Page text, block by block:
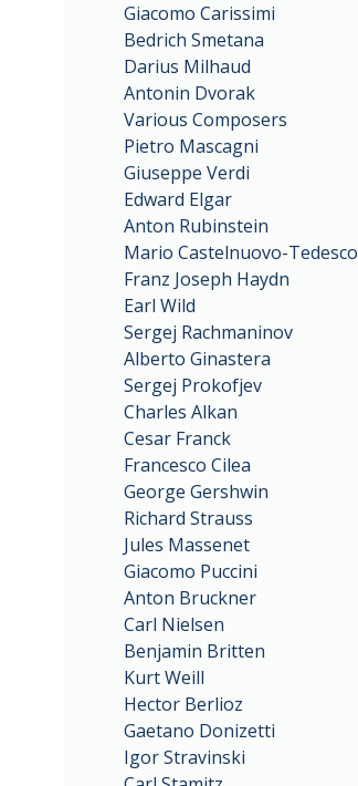
Giacomo Carissimi
Bedrich Smetana
Darius Milhaud
Antonin Dvorak
Various Composers
Pietro Mascagni
Giuseppe Verdi
Edward Elgar
Anton Rubinstein
Mario Castelnuovo-Tedesco
Franz Joseph Haydn
Earl Wild
Sergej Rachmaninov
Alberto Ginastera
Sergej Prokofjev
Charles Alkan
Cesar Franck
Francesco Cilea
George Gershwin
Richard Strauss
Jules Massenet
Giacomo Puccini
Anton Bruckner
Carl Nielsen
Benjamin Britten
Kurt Weill
Hector Berlioz
Gaetano Donizetti
Igor Stravinski